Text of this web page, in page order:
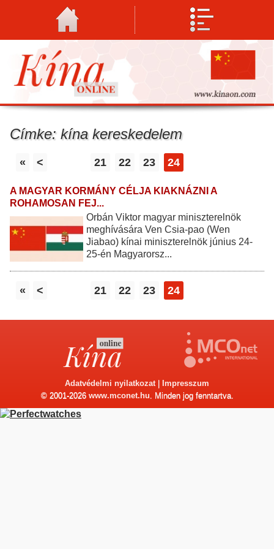
Címke: kína kereskedelem
« < 21 22 23 24
A MAGYAR KORMÁNY CÉLJA KIAKNÁZNI A
ROHAMOSAN FEJ...
Orbán Viktor magyar miniszterelnök
meghívására Ven Csia-pao (Wen
Jiabao) kínai miniszterelnök június 24-
25-én Magyarorsz...
« < 21 22 23 24
Adatvédelmi nyilatkozat | Impresszum
© 2001-2026 www.mconet.hu. Minden jog fenntartva.